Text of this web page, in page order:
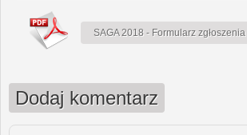
SAGA 2018 - Formularz zgłoszenia
Dodaj komentarz